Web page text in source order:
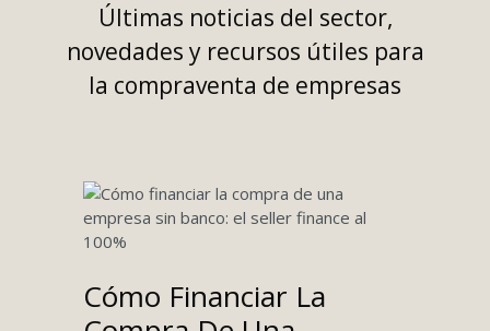
Últimas noticias del sector,
novedades y recursos útiles para
la compraventa de empresas
Cómo Financiar La